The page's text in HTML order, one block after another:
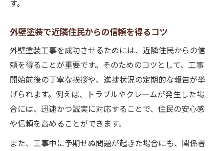
す。
外壁塗装で近隣住民からの信頼を得るコツ
外壁塗装工事を成功させるためには、近隣住民からの信
頼を得ることが重要です。そのためのコツとして、工事
開始前後の丁寧な挨拶や、進捗状況の定期的な報告が挙
げられます。例えば、トラブルやクレームが発生した場
合には、迅速かつ誠実に対応することで、住民の安心感
や信頼を高めることができます。
また、工事中に予期せぬ問題が起きた場合にも、関係者